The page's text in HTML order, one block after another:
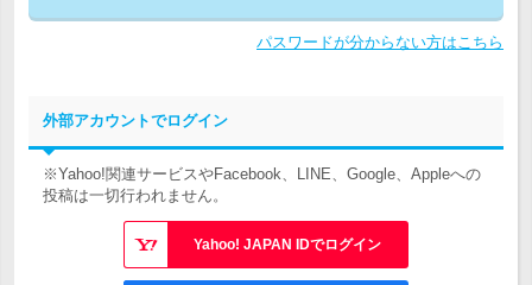
パスワードが分からない方はこちら
外部アカウントでログイン
※Yahoo!関連サービスやFacebook、LINE、Google、Appleへの
投稿は一切行われません。
Yahoo! JAPAN IDでログイン